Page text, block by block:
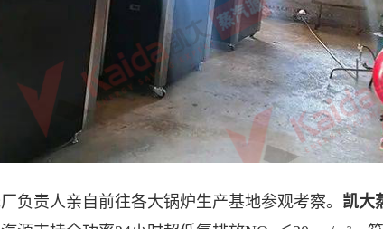
负责人亲自前往各大锅炉生产基地参观考察。 凯大